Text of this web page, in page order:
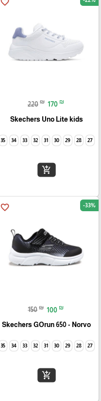
220 ₪ 170 ₪
Skechers Uno Lite kids
27
28
29
30
31
32
33
34
35
add_shopping_cart
favorite_border -33%
150 ₪ 100 ₪
Skechers GOrun 650 - Norvo
27
28
29
30
31
32
33
34
35
add_shopping_cart